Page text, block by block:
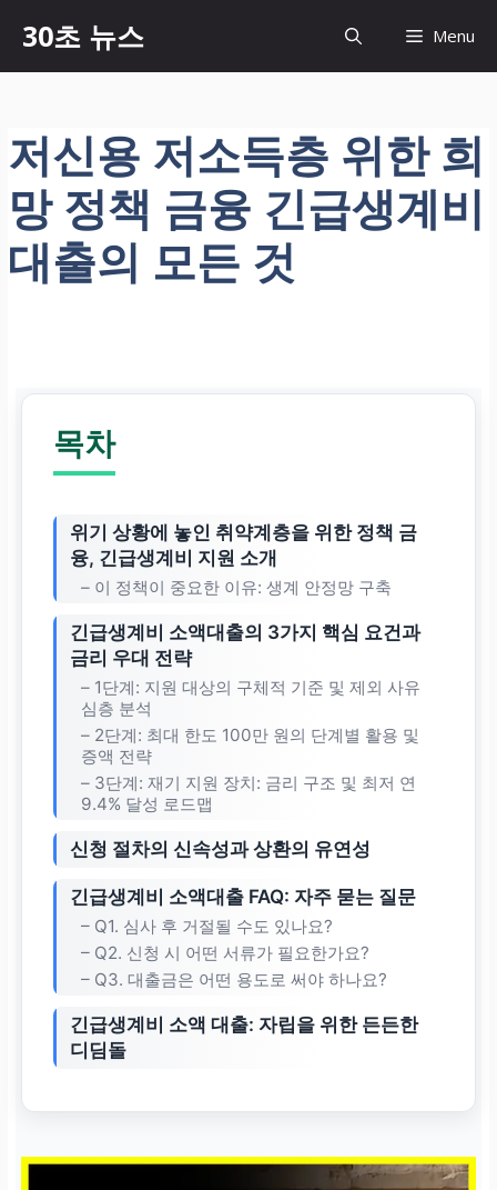
츠
너
기
30초 뉴스 Menu
저신용 저소득층 위한 희
망 정책 금융 긴급생계비
대출의 모든 것
목차
위기 상황에 놓인 취약계층을 위한 정책 금
융, 긴급생계비 지원 소개
– 이 정책이 중요한 이유: 생계 안정망 구축
긴급생계비 소액대출의 3가지 핵심 요건과
금리 우대 전략
– 1단계: 지원 대상의 구체적 기준 및 제외 사유
심층 분석
– 2단계: 최대 한도 100만 원의 단계별 활용 및
증액 전략
– 3단계: 재기 지원 장치: 금리 구조 및 최저 연
9.4% 달성 로드맵
신청 절차의 신속성과 상환의 유연성
긴급생계비 소액대출 FAQ: 자주 묻는 질문
– Q1. 심사 후 거절될 수도 있나요?
– Q2. 신청 시 어떤 서류가 필요한가요?
– Q3. 대출금은 어떤 용도로 써야 하나요?
긴급생계비 소액 대출: 자립을 위한 든든한
디딤돌